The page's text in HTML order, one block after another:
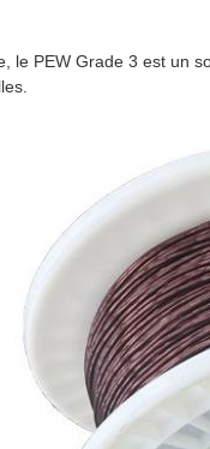
le PEW Grade 3 est un